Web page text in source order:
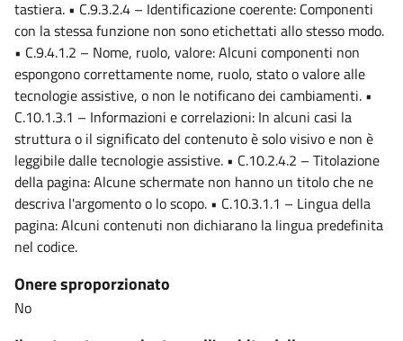
tastiera. • C.9.3.2.4 – Identificazione coerente: Componenti
con la stessa funzione non sono etichettati allo stesso modo.
• C.9.4.1.2 – Nome, ruolo, valore: Alcuni componenti non
espongono correttamente nome, ruolo, stato o valore alle
tecnologie assistive, o non le notificano dei cambiamenti. •
C.10.1.3.1 – Informazioni e correlazioni: In alcuni casi la
struttura o il significato del contenuto è solo visivo e non è
leggibile dalle tecnologie assistive. • C.10.2.4.2 – Titolazione
della pagina: Alcune schermate non hanno un titolo che ne
descriva l'argomento o lo scopo. • C.10.3.1.1 – Lingua della
pagina: Alcuni contenuti non dichiarano la lingua predefinita
nel codice.
Onere sproporzionato
No